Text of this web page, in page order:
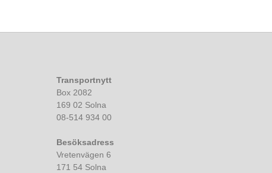
Transportnytt
Box 2082
169 02 Solna
08-514 934 00
Besöksadress
Vretenvägen 6
171 54 Solna